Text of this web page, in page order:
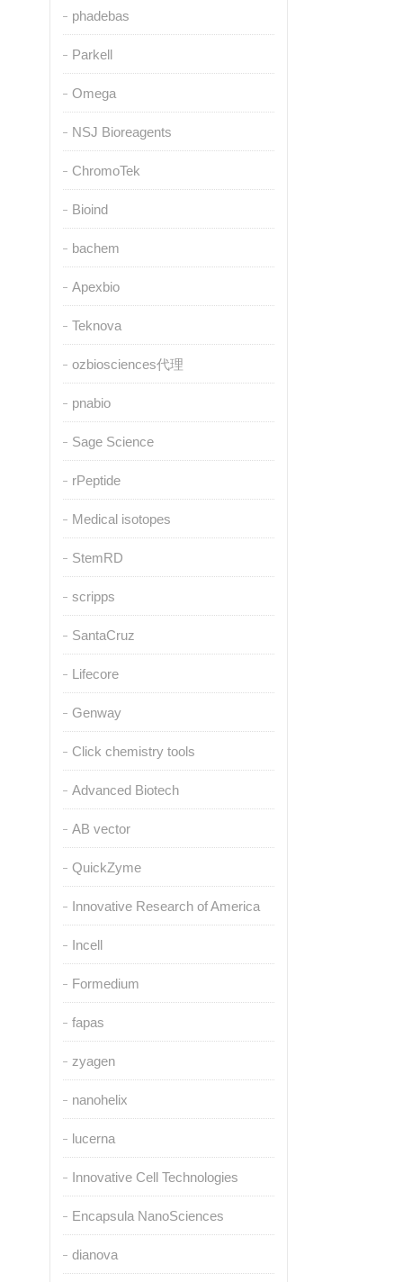
phadebas
Parkell
Omega
NSJ Bioreagents
ChromoTek
Bioind
bachem
Apexbio
Teknova
ozbiosciences代理
pnabio
Sage Science
rPeptide
Medical isotopes
StemRD
scripps
SantaCruz
Lifecore
Genway
Click chemistry tools
Advanced Biotech
AB vector
QuickZyme
Innovative Research of America
Incell
Formedium
fapas
zyagen
nanohelix
lucerna
Innovative Cell Technologies
Encapsula NanoSciences
dianova